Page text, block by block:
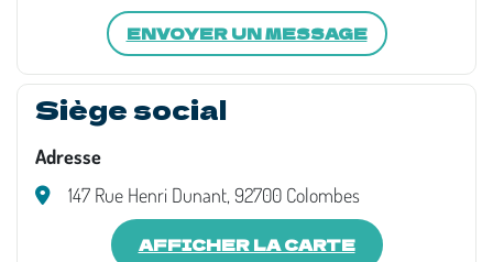
ENVOYER UN MESSAGE
Siège social
Adresse
147 Rue Henri Dunant, 92700 Colombes
AFFICHER LA CARTE